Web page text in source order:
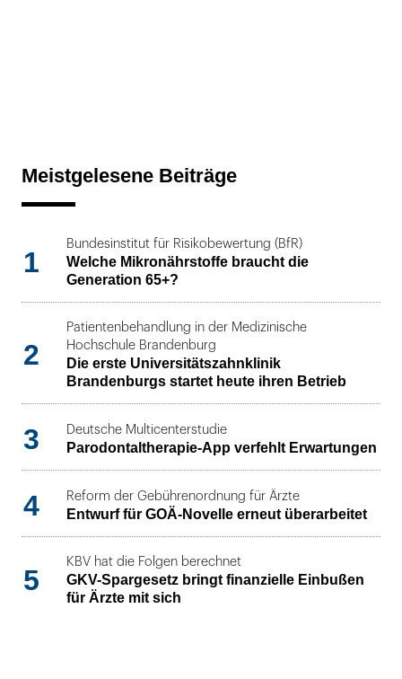
Meistgelesene Beiträge
1
Bundesinstitut für Risikobewertung (BfR)
Welche Mikronährstoffe braucht die
Generation 65+?
2
Patientenbehandlung in der Medizinische
Hochschule Brandenburg
Die erste Universitätszahnklinik
Brandenburgs startet heute ihren Betrieb
3 Deutsche Multicenterstudie
Parodontaltherapie-App verfehlt Erwartungen
4 Reform der Gebührenordnung für Ärzte
Entwurf für GOÄ-Novelle erneut überarbeitet
5
KBV hat die Folgen berechnet
GKV-Spargesetz bringt finanzielle Einbußen
für Ärzte mit sich